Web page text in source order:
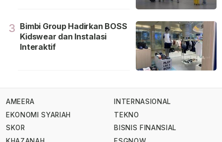
3 Bimbi Group Hadirkan BOSS
Kidswear dan Instalasi
Interaktif
AMEERA
EKONOMI SYARIAH
SKOR
INTERNASIONAL
TEKNO
BISNIS FINANSIAL